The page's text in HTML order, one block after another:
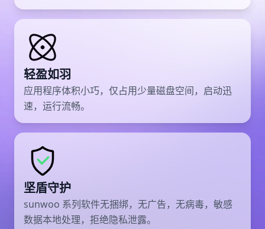
轻盈如羽
应用程序体积小巧，仅占用少量磁盘空间，启动迅
速，运行流畅。
坚盾守护
sunwoo 系列软件无捆绑，无广告，无病毒，敏感
数据本地处理，拒绝隐私泄露。